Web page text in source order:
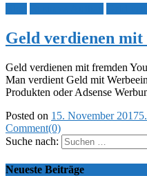
Geld verdienen mit
Geld verdienen mit fremden
Man verdient Geld mit
Produkten oder Adsense
Posted on 15. November 2017
Comment(0)
Suche nach:
Neueste Beiträge